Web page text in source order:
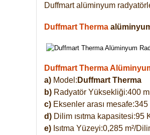
Duffmart alüminyum
Duffmart Therma
Duffmart Therma
a) Model: Duffmart Therma
b) Radyatör Yüksekliği:400
c) Eksenler arası mesafe:345
d) Dilim ısıtma kapasitesi:95
e) Isıtma Yüzeyi:0,285 m²/